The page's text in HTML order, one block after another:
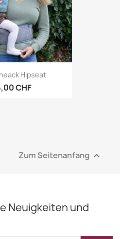
Hipseat
CHF
Zum Seitenanfang 
Neuigkeiten und